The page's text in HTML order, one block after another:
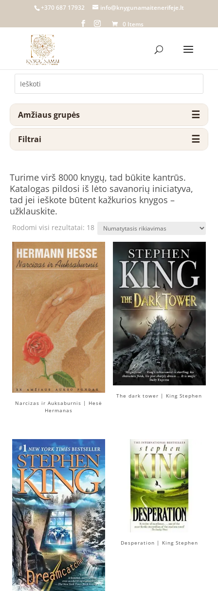
+370 687 17932
info@knygunamaitenerifeje.lt
0 Items
Amžiaus grupės
Filtrai
Turime virš 8000 knygų, tad būkite kantrūs.
Katalogas pildosi iš lėto savanorių iniciatyva,
tad jei ieškote būtent kažkurios knygos –
užklauskite.
Rodomi visi rezultatai: 18
Narcizas ir Auksaburnis | Hesė
Hermanas
The dark tower | King Stephen
Desperation | King Stephen